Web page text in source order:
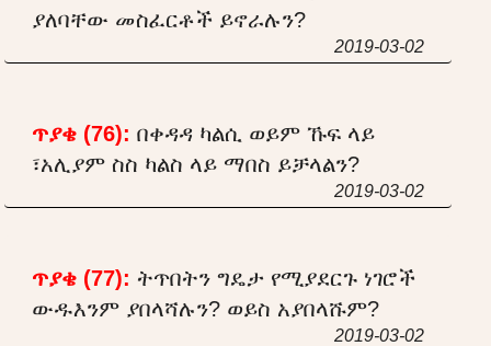
ያለባቸው መስፈርቶች ይኖራሉን?
2019-03-02
ጥያቄ (76): በቀዳዳ ካልሲ ወይም ኹፍ ላይ
፣አሊያም ስስ ካልስ ላይ ማበስ ይቻላልን?
2019-03-02
ጥያቄ (77): ትጥበትን ግዴታ የሚያደርጉ ነገሮች
ውዱእንም ያበላሻሉን? ወይስ አያበላሹም?
2019-03-02